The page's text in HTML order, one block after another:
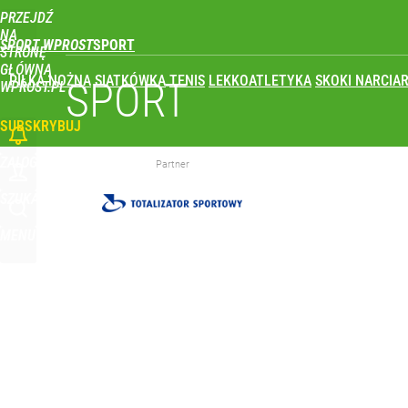
PRZEJDŹ
NA
STRONĘ
GŁÓWNĄ
WPROST.PL
SPORT WPROST
PIŁKA NOŻNA SIATKÓWKA TENIS LEKKOATLETYKA SKOKI
SUBSKRYBUJ
Co za cios dla reprezentacji Polski! Kontuzja i
Klubowe Mistrzostwa Świata będą w Polsce! To
SPORT
Partner